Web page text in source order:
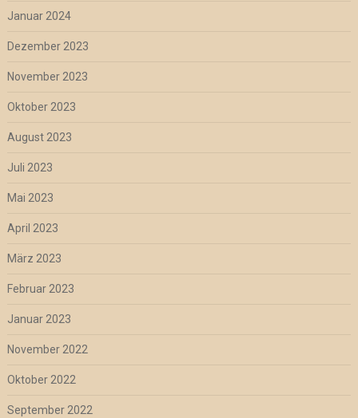
Januar 2024
Dezember 2023
November 2023
Oktober 2023
August 2023
Juli 2023
Mai 2023
April 2023
März 2023
Februar 2023
Januar 2023
November 2022
Oktober 2022
September 2022